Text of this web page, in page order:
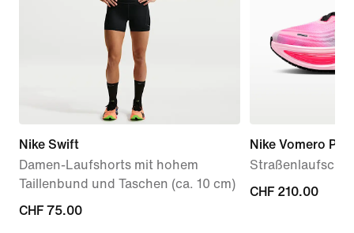
Nike Swift
Damen-Laufshorts mit hohem
Taillenbund und Taschen (ca. 10 cm)
CHF 75.00
CHF 75.00
Nike Vomero Plus
CHF 210.00
CHF 210.00